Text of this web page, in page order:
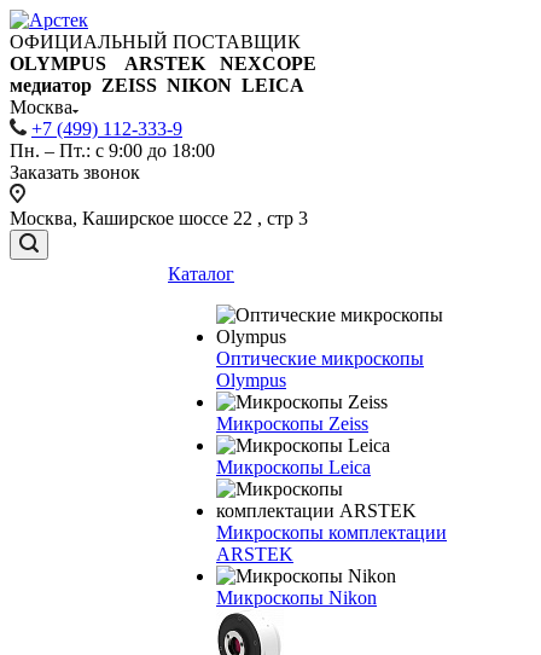
ОФИЦИАЛЬНЫЙ ПОСТАВЩИК
OLYMPUS ARSTEK NEXCOPE
медиатор ZEISS NIKON LEICA
Москва
+7 (499) 112-333-9
Пн. – Пт.: с 9:00 до 18:00
Заказать звонок
Москва, Каширское шоссе 22 , стр 3
Каталог
Оптические микроскопы
Olympus
Микроскопы Zeiss
Микроскопы Leica
Микроскопы комплектации
ARSTEK
Микроскопы Nikon